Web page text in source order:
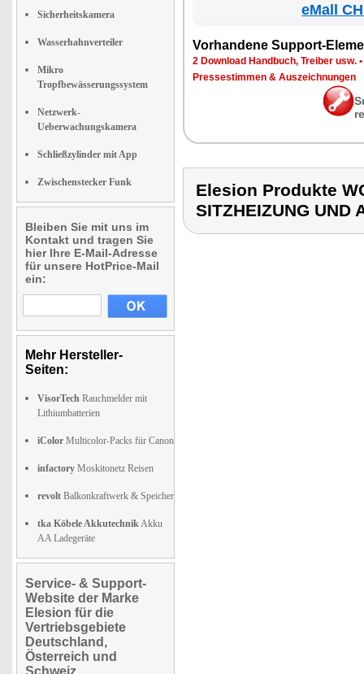
Sicherheitskamera
Wasserhahnverteiler
Mikro
Tropfbewässerungssystem
Netzwerk-
Ueberwachungskamera
Schließzylinder mit App
Zwischenstecker Funk
Bleiben Sie mit uns im
Kontakt und tragen Sie
hier Ihre E-Mail-Adresse
für unsere HotPrice-Mail
ein:
Mehr Hersteller-
Seiten:
VisorTech Rauchmelder mit
Lithiumbatterien
iColor Multicolor-Packs für Canon
infactory Moskitonetz Reisen
revolt Balkonkraftwerk & Speicher
tka Köbele AkkutechnikAkku
AA Ladegeräte
Service- & Support-
Website der Marke
Elesion für die
Vertriebsgebiete
Deutschland,
Österreich und
Schweiz
eMall
Vor­han­de­ne Sup­port-
2 Down­load Hand­buch, Trei­ber usw. •
Pres­se­stim­men & Aus­zeich­nun­gen
Elesion Produkte
SITZHEIZUNG UND